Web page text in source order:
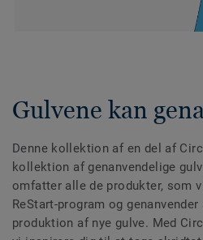
Gulvene kan
Denne kollektion af en del af
kollektion af genanvendelige
omfatter alle de produkter, som
ReStart-program og
produktion af nye gulve. Med